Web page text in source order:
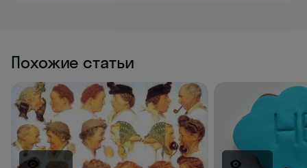
Похожие статьи